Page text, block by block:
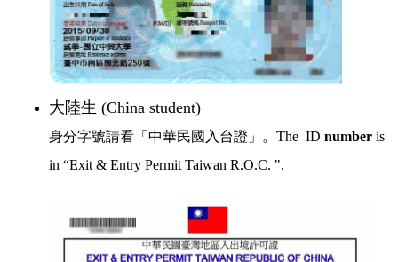
大陸生 (China student)
身分字號請看「中華民國入台證」。The ID number is
in “Exit & Entry Permit Taiwan R.O.C. ".